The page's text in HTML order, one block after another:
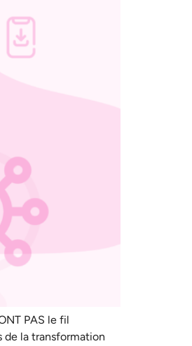
PAS le fil
de la transformation